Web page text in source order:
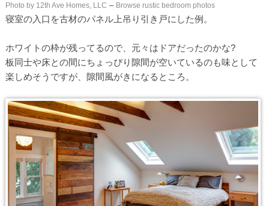
Photo by 12th Ave Homes, LLC – Browse rustic bedroom photos
寝室の入口を古材のパネル上吊り引き戸にした例。
ホワイトの枠が残ってるので、元々はドアだったのかな?
板同士や床との間にちょっぴり隙間が空いているのも味として
楽しめそうですが、隙間風がきになるところ。